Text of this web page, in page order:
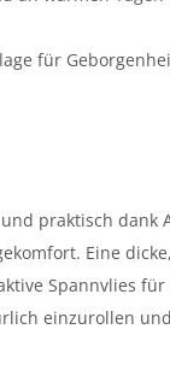
für
und praktisch dank
Eine
Spannvlies für
einzurollen